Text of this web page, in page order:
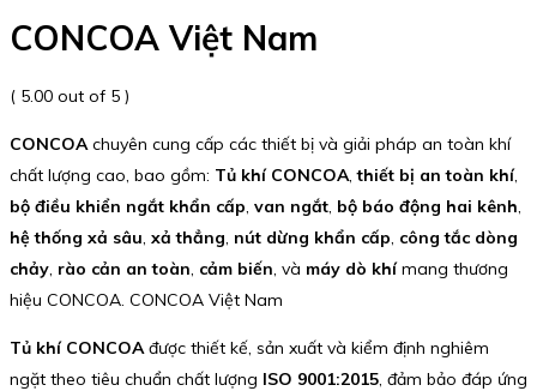
CONCOA Việt Nam
( 5.00 out of 5 )
CONCOA chuyên cung cấp các thiết bị và giải pháp an toàn khí
chất lượng cao, bao gồm: Tủ khí CONCOA ,thiết bị an toàn khí,
bộ điều khiển ngắt khẩn cấp van ngắt bộ báo động hai kênh
hệ thống xả sâu xả thẳng nút dừng khẩn cấp công tắc dòng
chảy rào cản an toàn cảm biến , và máy dò khímang thương
hiệu CONCOA. CONCOA Việt Nam
Tủ khí CONCOA được thiết kế, sản xuất và kiểm định nghiêm
ngặt theo tiêu chuẩn chất lượng ISO 9001:2015 , đảm bảo đáp ứng